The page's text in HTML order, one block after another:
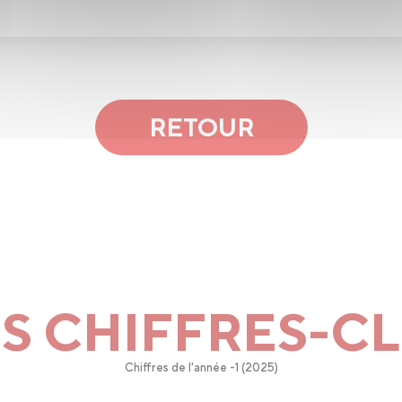
RETOUR
CHIFFRES-
Chiffres de l'année -1 (2025)